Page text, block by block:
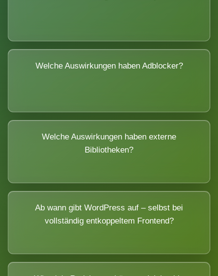
Welche Auswirkungen haben Adblocker?
Welche Auswirkungen haben externe
Bibliotheken?
Ab wann gibt WordPress auf – selbst bei
vollständig entkoppeltem Frontend?